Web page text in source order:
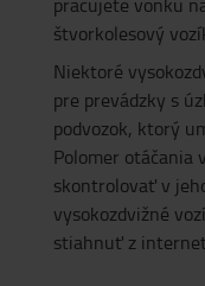
štvorkolesový
Niektoré
pre prevádzky s
podvozok, ktorý
Polomer otáčania
skontrolovať v
vysokozdvižné
stiahnuť z